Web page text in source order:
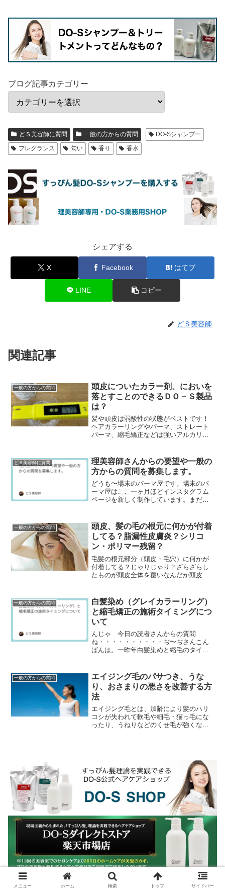
ブログ記事カテゴリー
どＳ美容師に質問 一般の方からの質問
DO-Sシャンプー
フレグランス
匂い 香り 香水
シェアする
X Facebook はてブ
LINE コピー
どＳ美容師
関連記事
一般の方からの質問
頭皮についたカラー剤、においを
落とすことのできるＤＯ－Ｓ製品
は？
髪や頭皮は弱酸性の状態がベストです！
ヘアカラーリングやパーマ、ストレート
パーマ、縮毛矯正などは強いアルカリ性
で理美容室ではそうい...
どＳ美容師に質問
理美容師さんからの要望や一般の
方からの質問を募集します。
どうも〜場末のパーマ屋です。場末のパ
ーマ屋はここ一ヶ月ほどインスタグラム
ページを新しく制作しています。まだま
日記のインスタグラ...
一般の方からの質問
頭皮、髪の毛の根元に何かが付着
してる？脂漏性皮膚炎？シリコ
ン・ポリマー残留？
毛髪の根元部分（頭皮・毛穴）に何かが
付着してる？じゃりじゃり？ざらざらし
たものが頭皮全体を覆いなんだか頭皮が
クスやヘッドスパ・炭...
一般の方からの質問
白髪染め（グレイカラーリング）
と縮毛矯正の施術タイミングにつ
いて
んじゃ 今日の読者さんからの質問
ね・・・・・・・・・・ぢ〜ぢさんこん
ばんは。一昨年白髪染めと縮毛のタイミ
いたように、縮毛...
一般の方からの質問
エイジング毛のパサつき、うな
り、おさまりの悪さを改善する方
法
エイジング毛とは、加齢により髪のハリ
コシが失われて軟毛や細毛・猫っ毛にな
ったり、うねりなどのくせ毛が強くなっ
メニュー ホーム 検索 トップ サイドバー